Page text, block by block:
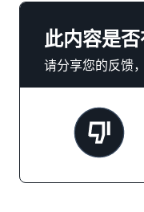
此内容是否
请分享您的反馈